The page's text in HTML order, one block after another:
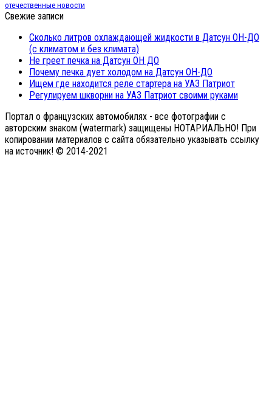
отечественные новости
Свежие записи
Сколько литров охлаждающей жидкости в Датсун ОН-ДО
(с климатом и без климата)
Не греет печка на Датсун ОН ДО
Почему печка дует холодом на Датсун ОН-ДО
Ищем где находится реле стартера на УАЗ Патриот
Регулируем шкворни на УАЗ Патриот своими руками
Портал о французских автомобилях - все фотографии с
авторским знаком (watermark) защищены НОТАРИАЛЬНО! При
копировании материалов с сайта обязательно указывать ссылку
на источник! © 2014-2021